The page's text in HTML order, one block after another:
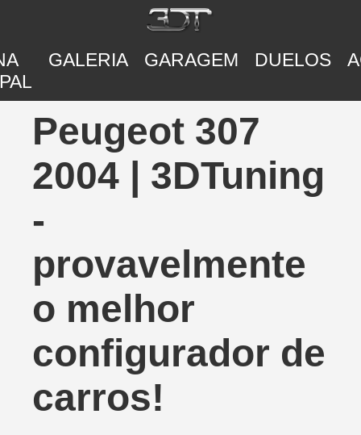
GALERIA GARAGEM DUELOS
Peugeot 307
2004 | 3DTuning
-
provavelmente
o melhor
configurador de
carros!